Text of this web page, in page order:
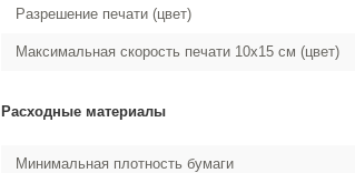
Разрешение печати (цвет)
Максимальная скорость печати 10x15 см (цвет)
Расходные материалы
Минимальная плотность бумаги